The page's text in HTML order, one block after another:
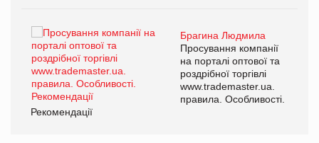
Брагина Людмила
Просування компанії
на порталі оптової та
роздрібної торгівлі
www.trademaster.ua.
правила. Особливості.
Рекомендації